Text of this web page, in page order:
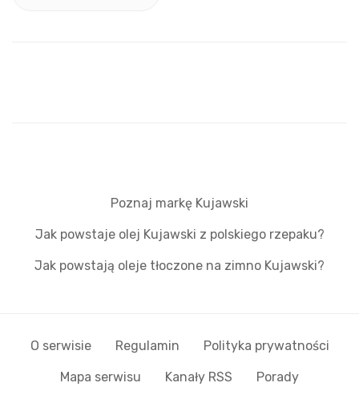
Poznaj markę Kujawski
Jak powstaje olej Kujawski z polskiego rzepaku?
Jak powstają oleje tłoczone na zimno Kujawski?
O serwisie Regulamin Polityka prywatności
Mapa serwisu Kanały RSS Porady